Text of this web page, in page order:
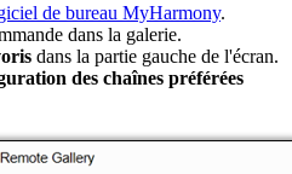
de bureau MyHarmony.
dans la galerie.
dans la partie gauche de l'écran.
des chaînes préférées